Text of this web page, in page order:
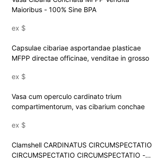
Maioribus - 100% Sine BPA
ex $
Capsulae cibariae asportandae plasticae
MFPP directae officinae, venditae in grosso
ex $
Vasa cum operculo cardinato trium
compartimentorum, vas cibarium conchae
ex $
Clamshell CARDINATUS CIRCUMSPECTATIO
CIRCUMSPECTATIO CIRCUMSPECTATIO -